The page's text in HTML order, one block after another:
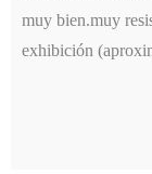
muy bien.muy
exhibición